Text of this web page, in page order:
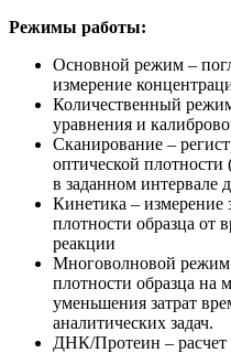
Режимы работы:
Основной режим –
измерение
Количественный
уравнения и
Сканирование –
оптической плотности
в заданном интервале
Кинетика – измерение
плотности образца от
реакции
Многоволновой режим
плотности образца на
уменьшения затрат
аналитических задач.
ДНК/Протеин –